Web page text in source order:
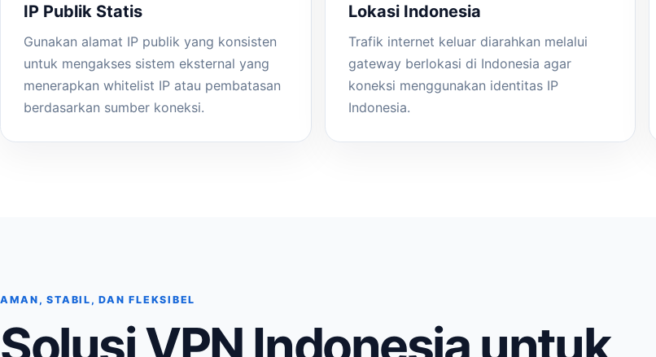
IP Publik Statis
Gunakan alamat IP publik yang konsisten
untuk mengakses sistem eksternal yang
menerapkan whitelist IP atau pembatasan
berdasarkan sumber koneksi.
Lokasi Indonesia
Trafik internet keluar diarahkan melalui
gateway berlokasi di Indonesia agar
koneksi menggunakan identitas IP
Indonesia.
AMAN, STABIL, DAN FLEKSIBEL